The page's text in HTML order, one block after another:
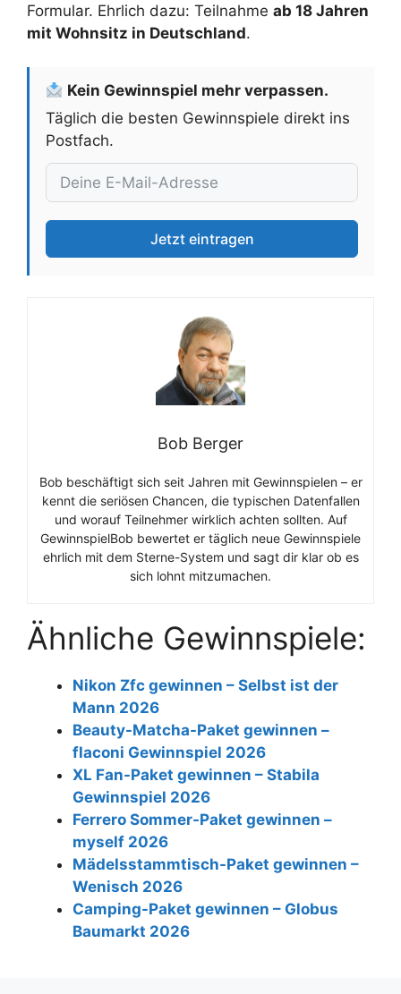
Formular. Ehrlich dazu: Teilnahme ab 18 Jahren
mit Wohnsitz in Deutschland.
Kein Gewinnspiel mehr verpassen.
Täglich die besten Gewinnspiele direkt ins
Postfach.
Jetzt eintragen
Bob Berger
Bob beschäftigt sich seit Jahren mit Gewinnspielen – er
kennt die seriösen Chancen, die typischen Datenfallen
und worauf Teilnehmer wirklich achten sollten. Auf
GewinnspielBob bewertet er täglich neue Gewinnspiele
ehrlich mit dem Sterne-System und sagt dir klar ob es
sich lohnt mitzumachen.
Ähnliche Gewinnspiele:
Nikon Zfc gewinnen – Selbst ist der
Mann 2026
Beauty-Matcha-Paket gewinnen –
flaconi Gewinnspiel 2026
XL Fan-Paket gewinnen – Stabila
Gewinnspiel 2026
Ferrero Sommer-Paket gewinnen –
myself 2026
Mädelsstammtisch-Paket gewinnen –
Wenisch 2026
Camping-Paket gewinnen – Globus
Baumarkt 2026